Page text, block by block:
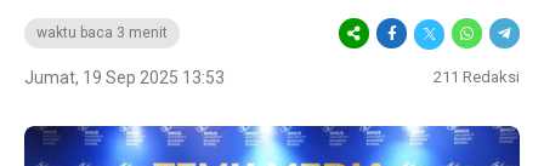
waktu baca 3 menit
Jumat, 19 Sep 2025 13:53 211 Redaksi